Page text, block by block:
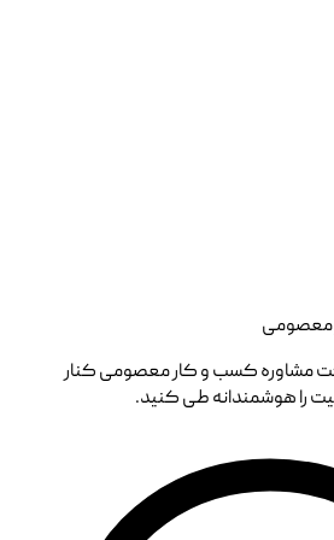
معصومی
مشاوره کسب و کار معصومی کنار
را هوشمندانه طی کنید.